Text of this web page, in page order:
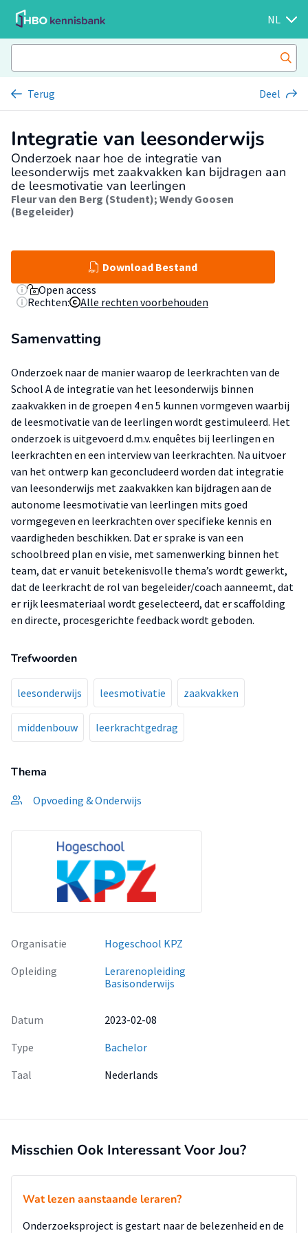
NL
Terug Deel
Integratie van leesonderwijs
Onderzoek naar hoe de integratie van
leesonderwijs met zaakvakken kan bijdragen aan
de leesmotivatie van leerlingen
Fleur van den Berg (Student); Wendy Goosen
(Begeleider)
Download Bestand
Open access
Rechten:
Alle rechten voorbehouden
Samenvatting
Onderzoek naar de manier waarop de leerkrachten van de
School A de integratie van het leesonderwijs binnen
zaakvakken in de groepen 4 en 5 kunnen vormgeven waarbij
de leesmotivatie van de leerlingen wordt gestimuleerd. Het
onderzoek is uitgevoerd d.m.v. enquêtes bij leerlingen en
leerkrachten en een interview van leerkrachten. Na uitvoer
van het ontwerp kan geconcludeerd worden dat integratie
van leesonderwijs met zaakvakken kan bijdragen aan de
autonome leesmotivatie van leerlingen mits goed
vormgegeven en leerkrachten over specifieke kennis en
vaardigheden beschikken. Dat er sprake is van een
schoolbreed plan en visie, met samenwerking binnen het
team, dat er vanuit betekenisvolle thema’s wordt gewerkt,
dat de leerkracht de rol van begeleider/coach aanneemt, dat
er rijk leesmateriaal wordt geselecteerd, dat er scaffolding
en directe, procesgerichte feedback wordt geboden.
Trefwoorden
leesonderwijs leesmotivatie zaakvakken
middenbouw leerkrachtgedrag
Thema
Opvoeding & Onderwijs
Organisatie
Hogeschool KPZ
Opleiding
Lerarenopleiding
Basisonderwijs
Datum
2023-02-08
Type
Bachelor
Taal
Nederlands
Misschien Ook Interessant Voor Jou?
Wat lezen aanstaande leraren?
Onderzoeksproject is gestart naar de belezenheid en de